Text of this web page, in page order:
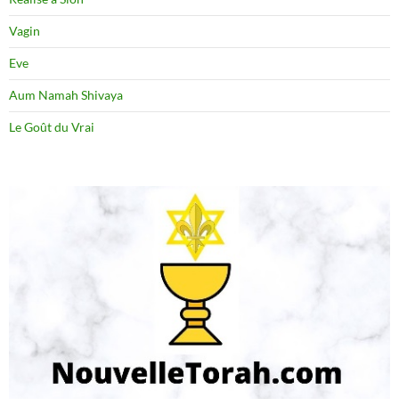
Vagin
Eve
Aum Namah Shivaya
Le Goût du Vrai